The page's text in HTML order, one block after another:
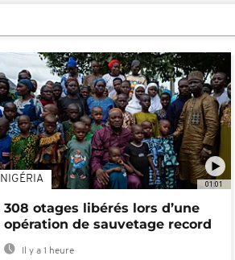
01:01
NIGÉRIA
308 otages libérés lors d’une
opération de sauvetage record
Il y a 1 heure